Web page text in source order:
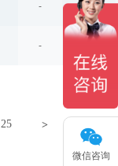
- -
-
25 >
微信咨询